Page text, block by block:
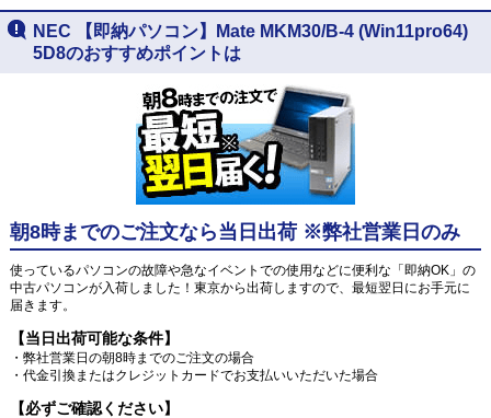
NEC 【即納パソコン】Mate MKM30/B-4 (Win11pro64)
5D8のおすすめポイントは
朝8時までのご注文なら当日出荷 ※弊社営業日のみ
使っているパソコンの故障や急なイベントでの使用などに便利な「即納OK」の
中古パソコンが入荷しました！東京から出荷しますので、最短翌日にお手元に
届きます。
【当日出荷可能な条件】
・弊社営業日の朝8時までのご注文の場合
・代金引換またはクレジットカードでお支払いいただいた場合
【必ずご確認ください】